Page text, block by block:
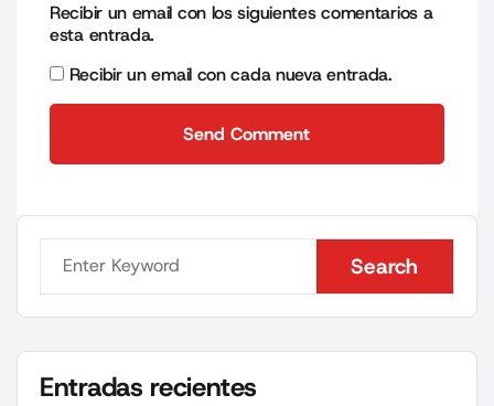
Recibir un email con los siguientes comentarios a
esta entrada.
Recibir un email con cada nueva entrada.
Send Comment
Search
Search
Entradas recientes